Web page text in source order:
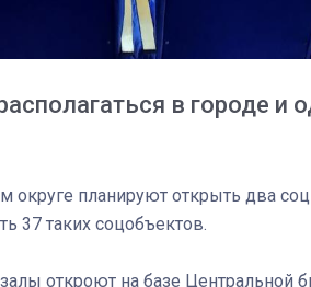
в городе и
округе планируют открыть два
37 таких соцобъектов.
откроют на базе Центральной